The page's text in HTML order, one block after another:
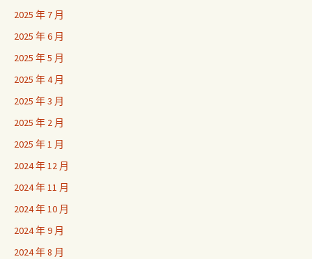
2025 年 7 月
2025 年 6 月
2025 年 5 月
2025 年 4 月
2025 年 3 月
2025 年 2 月
2025 年 1 月
2024 年 12 月
2024 年 11 月
2024 年 10 月
2024 年 9 月
2024 年 8 月